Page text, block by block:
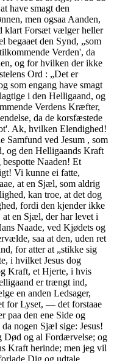
have smagt den
men ogsaa Aanden,
klart Forsæt vælger heller
den Synd, „som
Verden', da
og for hvilken der ikke
Ord : „Det er
som engang have smagt
i den Helligaand, og
Verdens Kræfter,
da de korsfæstede
Ak, hvilken Elendighed!
Samfund ved Jesum , som
og den Helligaands Kraft
Naaden! Et
Vi kunne ei fatte,
at en Sjæl, som aldrig
kan troe, at det dog
fordi den kjender ikke
at en Sjæl, der har levet i
Naade, ved Kjødets og
saa at den, uden ret
for atter at „stikke sig
i hvilket Jesus dog
Kraft, et Hjerte, i hvis
er trængt ind,
en anden Ledsager,
for Lyset, — det forstaae
paa den ene Side og
nogen Sjæl sige: Jesus!
Død og al Fordærvelse; og
Kraft herinde; men jeg vil